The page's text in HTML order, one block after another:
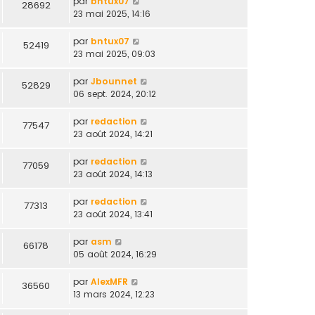
28692
23 mai 2025, 14:16
52419 par bntux07
23 mai 2025, 09:03
52829 par Jbounnet
06 sept. 2024, 20:12
77547 par redaction
23 août 2024, 14:21
77059 par redaction
23 août 2024, 14:13
77313 par redaction
23 août 2024, 13:41
66178 par asm
05 août 2024, 16:29
36560 par AlexMFR
13 mars 2024, 12:23